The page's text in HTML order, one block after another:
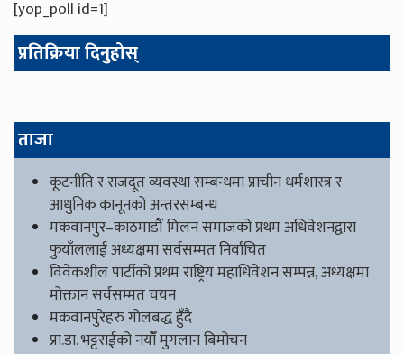
[yop_poll id=1]
प्रतिक्रिया दिनुहोस्
ताजा
कूटनीति र राजदूत व्यवस्था सम्बन्धमा प्राचीन धर्मशास्त्र र
आधुनिक कानूनको अन्तरसम्बन्ध
मकवानपुर–काठमाडौं मिलन समाजको प्रथम अधिवेशनद्वारा
फुयाँललाई अध्यक्षमा सर्वसम्मत निर्वाचित
विवेकशील पार्टीको प्रथम राष्ट्रिय महाधिवेशन सम्पन्न, अध्यक्षमा
मोक्तान सर्वसम्मत चयन
मकवानपुरेहरु गोलबद्ध हुँदै
प्रा.डा. भट्टराईको नयाँँ मुगलान बिमोचन